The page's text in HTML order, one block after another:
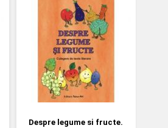
Despre legume si fructe.